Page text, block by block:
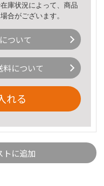
庫状況によって、商品
合がございます。
ついて
料について
れる
トに追加